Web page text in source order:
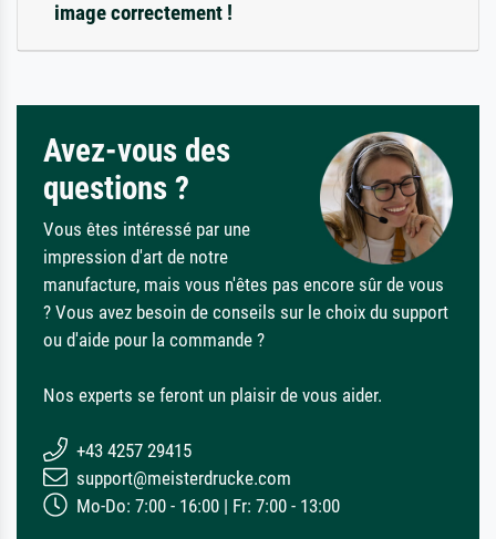
image correctement !
Avez-vous des
questions ?
Vous êtes intéressé par une
impression d'art de notre
manufacture, mais vous n'êtes pas encore sûr de vous
? Vous avez besoin de conseils sur le choix du support
ou d'aide pour la commande ?
Nos experts se feront un plaisir de vous aider.
+43 4257 29415
support@meisterdrucke.com
Mo-Do: 7:00 - 16:00 | Fr: 7:00 - 13:00